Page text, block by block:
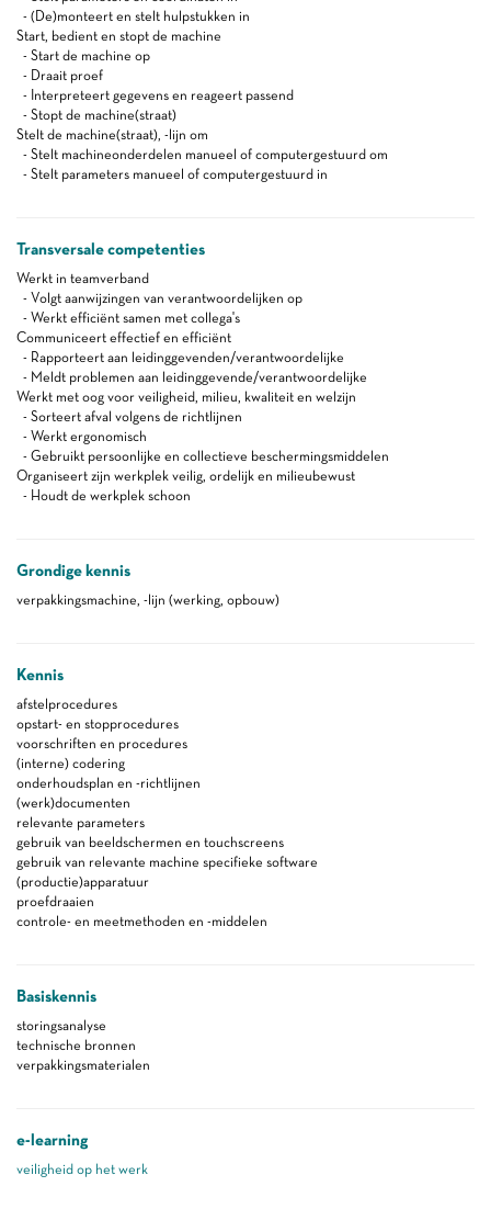
- (De)monteert en stelt hulpstukken in
Start, bedient en stopt de machine
- Start de machine op
- Draait proef
- Interpreteert gegevens en reageert passend
- Stopt de machine(straat)
Stelt de machine(straat), -lijn om
- Stelt machineonderdelen manueel of computergestuurd om
- Stelt parameters manueel of computergestuurd in
Transversale competenties
Werkt in teamverband
- Volgt aanwijzingen van verantwoordelijken op
- Werkt efficiënt samen met collega's
Communiceert effectief en efficiënt
- Rapporteert aan leidinggevenden/verantwoordelijke
- Meldt problemen aan leidinggevende/verantwoordelijke
Werkt met oog voor veiligheid, milieu, kwaliteit en welzijn
- Sorteert afval volgens de richtlijnen
- Werkt ergonomisch
- Gebruikt persoonlijke en collectieve beschermingsmiddelen
Organiseert zijn werkplek veilig, ordelijk en milieubewust
- Houdt de werkplek schoon
Grondige kennis
verpakkingsmachine, -lijn (werking, opbouw)
Kennis
afstelprocedures
opstart- en stopprocedures
voorschriften en procedures
(interne) codering
onderhoudsplan en -richtlijnen
(werk)documenten
relevante parameters
gebruik van beeldschermen en touchscreens
gebruik van relevante machine specifieke software
(productie)apparatuur
proefdraaien
controle- en meetmethoden en -middelen
Basiskennis
storingsanalyse
technische bronnen
verpakkingsmaterialen
e-learning
veiligheid op het werk